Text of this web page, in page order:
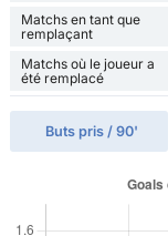
Matchs en tant que
remplaçant
Matchs où le joueur a
été remplacé
Buts pris / 90'